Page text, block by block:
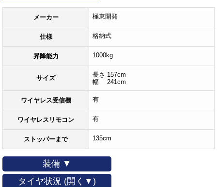
メーカー 極東開発
仕様 格納式
昇降能力 1000kg
サイズ
長さ 157cm
幅 241cm
ワイヤレス受信機 有
ワイヤレスリモコン 有
ストッパーまで 135cm
装備 ▼
タイヤ状況 (開く▼)